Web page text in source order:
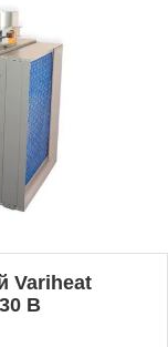
Variheat
В